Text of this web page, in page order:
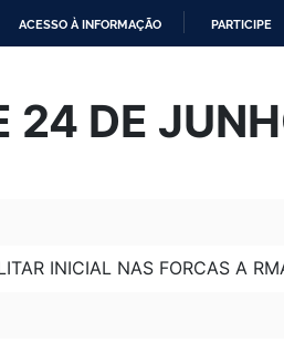
ACESSO À INFORMAÇÃO PARTICIPE
24 DE
INICIAL NAS FORCAS A